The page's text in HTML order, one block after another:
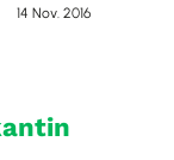
14 Nov. 2016